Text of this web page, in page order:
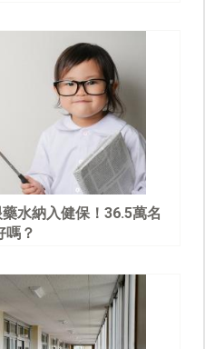
水納入健保！36.5萬名
嗎？